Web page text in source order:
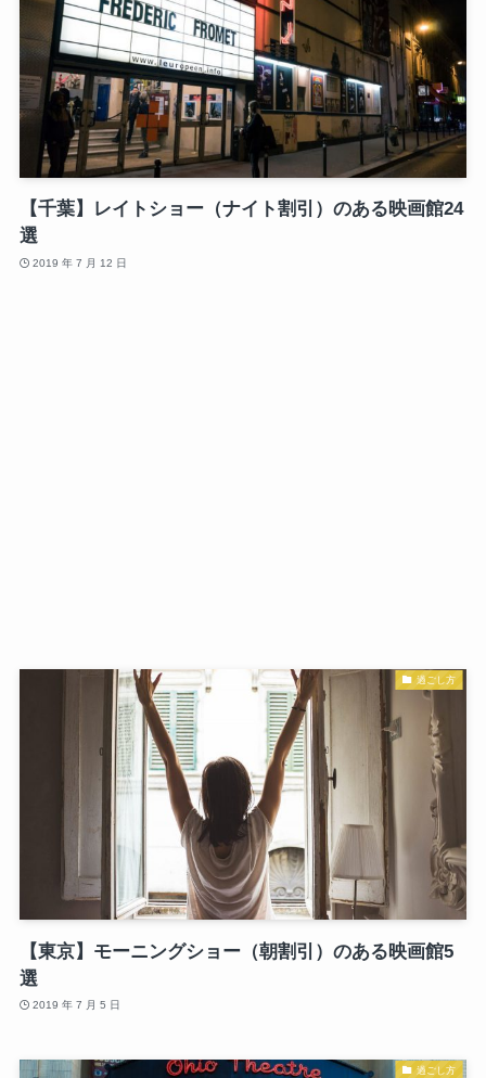
【千葉】レイトショー（ナイト割引）のある映画館24
選
2019 年 7 月 12 日
過ごし方
【東京】モーニングショー（朝割引）のある映画館5
選
2019 年 7 月 5 日
過ごし方